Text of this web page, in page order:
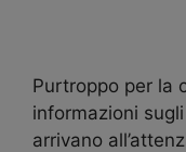
Purtroppo per la
informazioni
arrivano